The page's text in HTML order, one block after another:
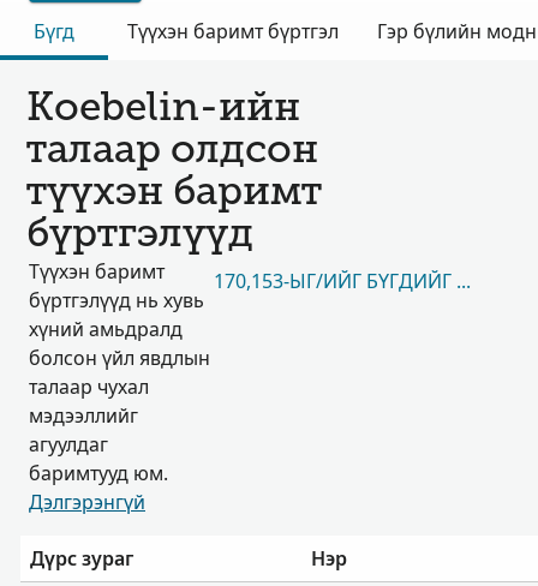
Бүгд
Түүхэн баримт бүртгэл Гэр бүлийн
Koebelin-ийн
талаар олдсон
түүхэн баримт
бүртгэлүүд
Түүхэн баримт
бүртгэлүүд нь хувь
хүний амьдралд
болсон үйл явдлын
талаар чухал
мэдээллийг
агуулдаг
баримтууд юм.
Дэлгэрэнгүй
170,153-ЫГ/ИЙГ БҮГДИЙГ НЬ ҮЗЭХ
Дүрс зураг
Нэр